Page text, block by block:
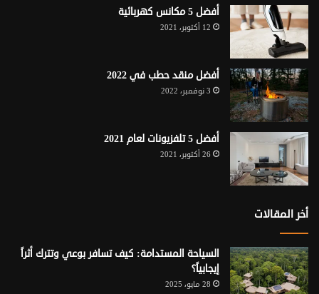
أفضل 5 مكانس كهربائية
12 أكتوبر، 2021
أفضل منقد حطب في 2022
3 نوفمبر، 2022
أفضل 5 تلفزيونات لعام 2021
26 أكتوبر، 2021
أخر المقالات
السياحة المستدامة: كيف تسافر بوعي وتترك أثراً
إيجابياً؟
28 مايو، 2025